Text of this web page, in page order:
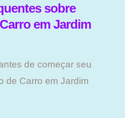
sobre
em Jardim
de começar seu
de Carro em Jardim